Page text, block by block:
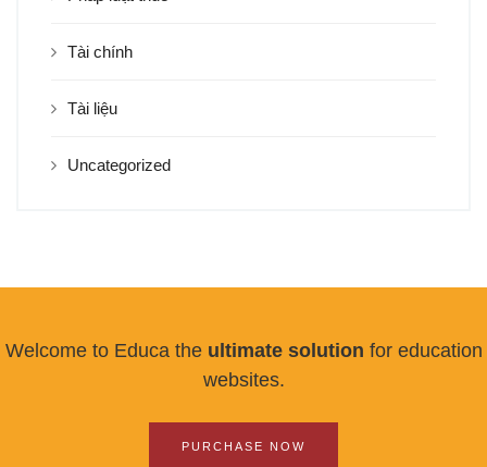
Tài chính
Tài liệu
Uncategorized
Welcome to Educa the ultimate solution for education
websites.
PURCHASE NOW